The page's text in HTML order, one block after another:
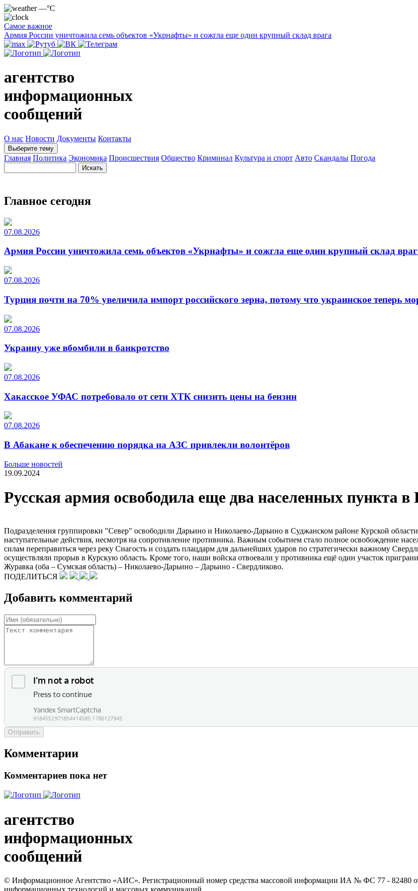
—°C
Самое важное
Армия России уничтожила семь объектов «Укрнафты» и сожгла еще один крупный склад врага
агентство
информационных
сообщений
О нас Новости Документы Контакты
Выберите тему
Главная Политика Экономика Происшествия Общество Криминал Культура и спорт Авто Скандалы Погода
Главное сегодня
07.08.2026
Армия России уничтожила семь объектов «Укрнафты» и сожгла еще один крупный склад
07.08.2026
Турция почти на 70% увеличила импорт российского зерна, потому что украинское теперь
07.08.2026
Украину уже вбомбили в банкротство
07.08.2026
Хакасское УФАС потребовало от сети ХТК снизить цены на бензин
07.08.2026
В Абакане к обеспечению порядка на АЗС привлекли волонтёров
Больше новостей
19.09.2024
Русская армия освободила еще два населенных пункта в
Подразделения группировки "Север" освободили Дарьино и Николаево-Дарьино в Суджанском районе Курской
наступательные действия, несмотря на сопротивление противника. Важным событием стало полное освобождение
силам переправиться через реку Снагость и создать плацдарм для дальнейших ударов по стратегически важному
осуществляли прорыв в Курскую область. Кроме того, наши войска отвоевали у противника ещё один участок
Журавка (оба – Сумская область) – Николаево-Дарьино – Дарьино - Свердликово.
ПОДЕЛИТЬСЯ
Добавить комментарий
Отправить
Комментарии
Комментариев пока нет
агентство
информационных
сообщений
© Информационное Агентство «АИС». Регистрационный номер средства массовой информации ИА № ФС 77 - 82480
информационных технологий и массовых коммуникаций.